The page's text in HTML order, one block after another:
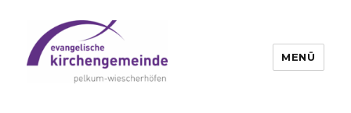
MENÜ